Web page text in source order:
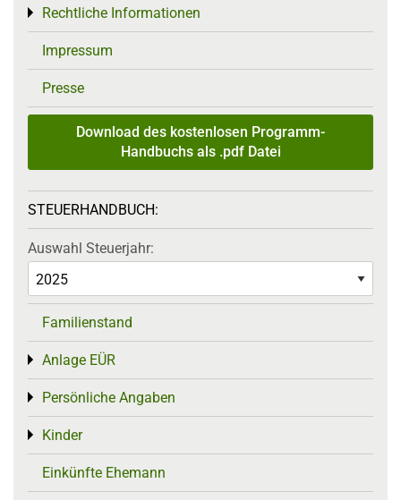
Rechtliche Informationen
Toggle menu
Impressum
Presse
Download des kostenlosen Programm-
Handbuchs als .pdf Datei
STEUERHANDBUCH:
Auswahl Steuerjahr:
Familienstand
Anlage EÜR
Toggle menu
Persönliche Angaben
Toggle menu
Kinder
Toggle menu
Einkünfte Ehemann